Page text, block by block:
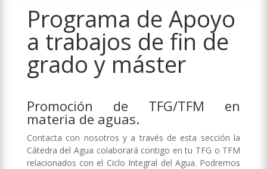
Programa de Apoyo
a trabajos de fin de
grado y máster
Promoción de TFG/TFM en
materia de aguas.
Contacta con nosotros y a través de esta sección la
Cátedra del Agua colaborará contigo en tu TFG o TFM
relacionados con el Ciclo Integral del Agua. Podremos